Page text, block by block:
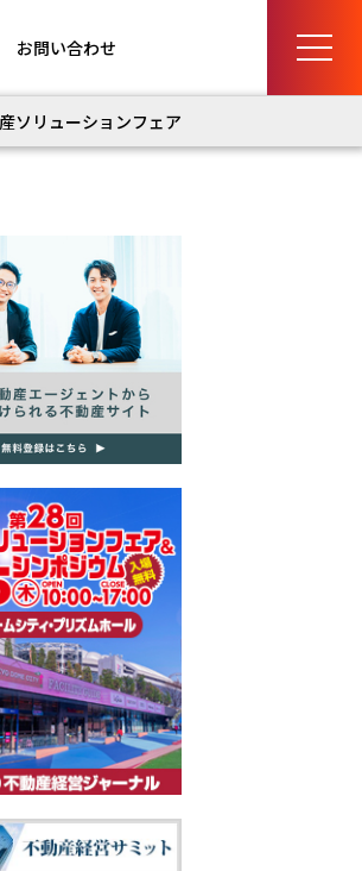
お問い合わせ
ソリューションフェア